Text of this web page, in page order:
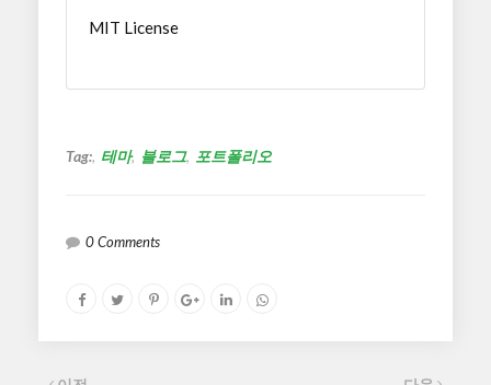
MIT License
Tag: 테마 블로그 포트폴리오
0 Comments